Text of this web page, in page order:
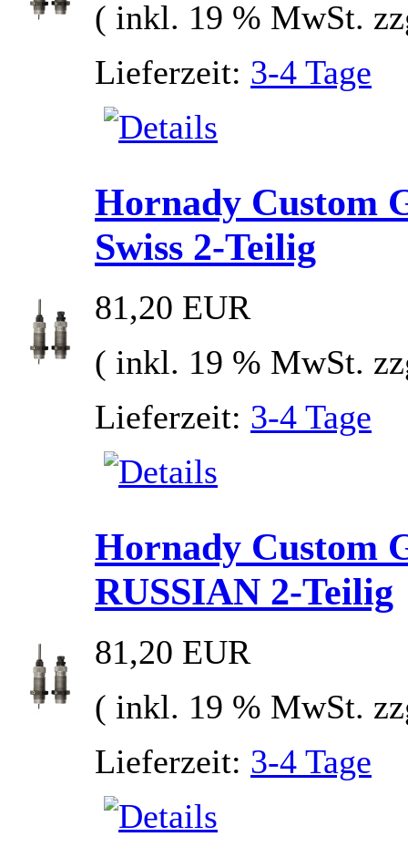
( inkl. 19 % MwSt.
Lieferzeit: 3-4 Tage
Hornady Custom
Swiss 2-Teilig
81,20 EUR
( inkl. 19 % MwSt.
Lieferzeit: 3-4 Tage
Hornady Custom
RUSSIAN 2-Teilig
81,20 EUR
( inkl. 19 % MwSt.
Lieferzeit: 3-4 Tage